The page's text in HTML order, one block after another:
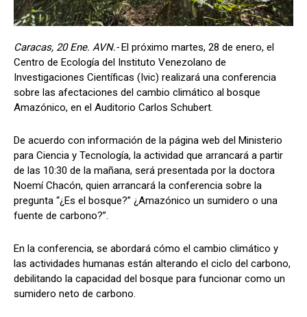
Caracas, 20 Ene. AVN.-El próximo martes, 28 de enero, el
Centro de Ecología del Instituto Venezolano de
Investigaciones Científicas (Ivic) realizará una conferencia
sobre las afectaciones del cambio climático al bosque
Amazónico, en el Auditorio Carlos Schubert.
De acuerdo con información de la página web del Ministerio
para Ciencia y Tecnología, la actividad que arrancará a partir
de las 10:30 de la mañana, será presentada por la doctora
Noemí Chacón, quien arrancará la conferencia sobre la
pregunta “¿Es el bosque?” ¿Amazónico un sumidero o una
fuente de carbono?”.
En la conferencia, se abordará cómo el cambio climático y
las actividades humanas están alterando el ciclo del carbono,
debilitando la capacidad del bosque para funcionar como un
sumidero neto de carbono.